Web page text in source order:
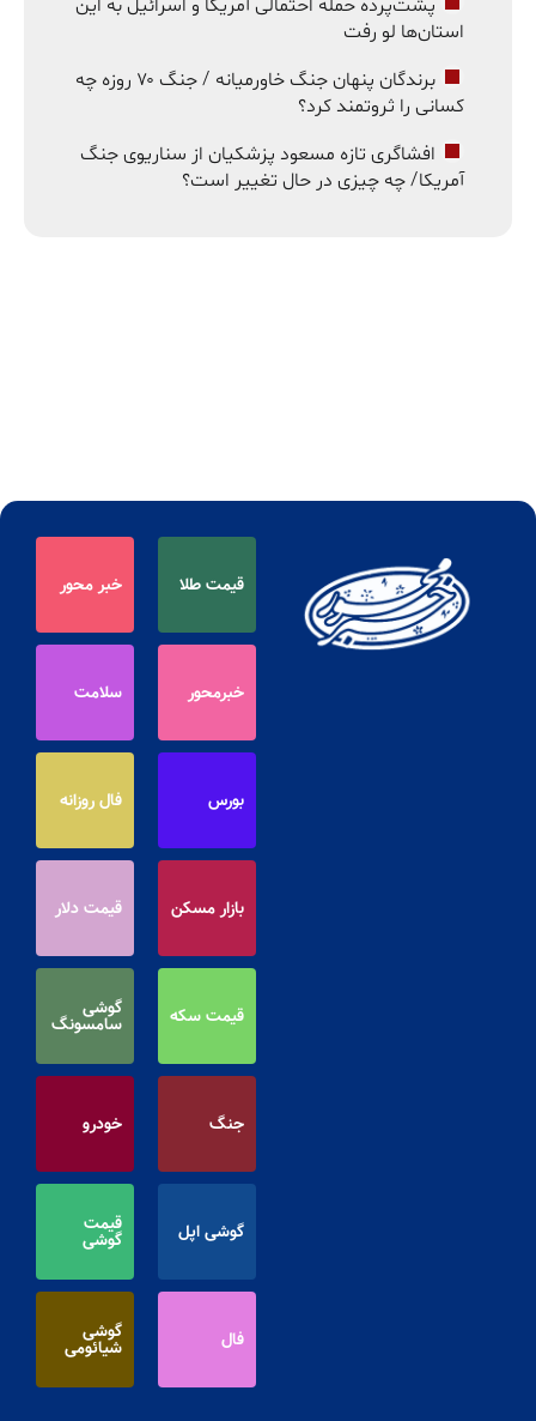
پشت‌پرده حمله احتمالی آمریکا و اسرائیل به این
استان‌ها لو رفت
برندگان پنهان جنگ خاورمیانه / جنگ ۷۰ روزه چه
کسانی را ثروتمند کرد؟
افشاگری تازه مسعود پزشکیان از سناریوی جنگ
آمریکا/ چه چیزی در حال تغییر است؟
قیمت طلا خبر محور
خبرمحور سلامت
بورس فال روزانه
بازار مسکن قیمت دلار
قیمت سکه گوشی
سامسونگ
جنگ خودرو
گوشی اپل قیمت
گوشی
فال گوشی
شیائومی